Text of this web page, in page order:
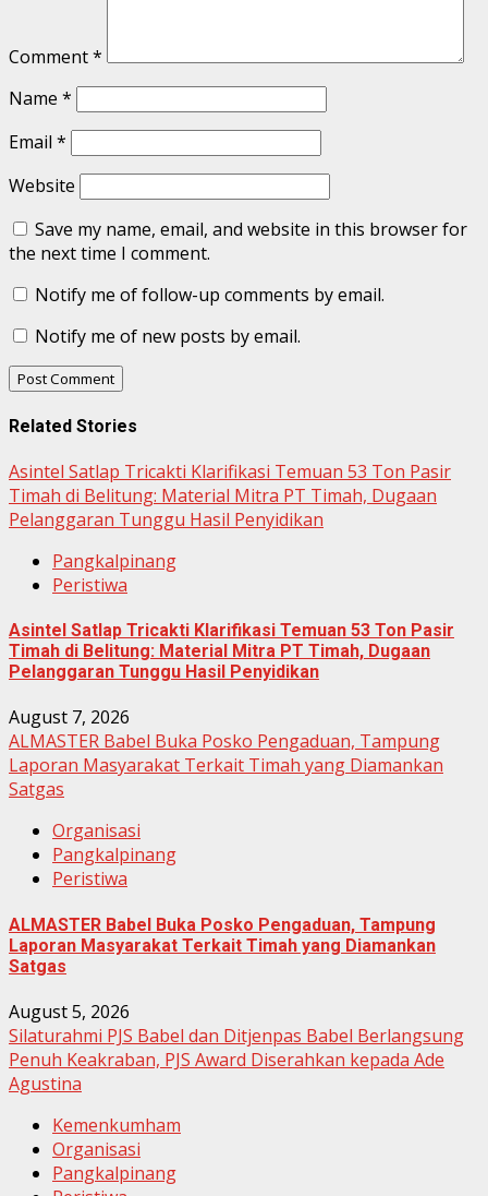
Comment*
Name *
Email *
Website
Save my name, email, and website in this browser for
the next time I comment.
Notify me of follow-up comments by email.
Notify me of new posts by email.
Related Stories
Asintel Satlap Tricakti Klarifikasi Temuan 53 Ton Pasir
Timah di Belitung: Material Mitra PT Timah, Dugaan
Pelanggaran Tunggu Hasil Penyidikan
Pangkalpinang
Peristiwa
Asintel Satlap Tricakti Klarifikasi Temuan 53 Ton Pasir
Timah di Belitung: Material Mitra PT Timah, Dugaan
Pelanggaran Tunggu Hasil Penyidikan
August 7, 2026
ALMASTER Babel Buka Posko Pengaduan, Tampung
Laporan Masyarakat Terkait Timah yang Diamankan
Satgas
Organisasi
Pangkalpinang
Peristiwa
ALMASTER Babel Buka Posko Pengaduan, Tampung
Laporan Masyarakat Terkait Timah yang Diamankan
Satgas
August 5, 2026
Silaturahmi PJS Babel dan Ditjenpas Babel Berlangsung
Penuh Keakraban, PJS Award Diserahkan kepada Ade
Agustina
Kemenkumham
Organisasi
Pangkalpinang